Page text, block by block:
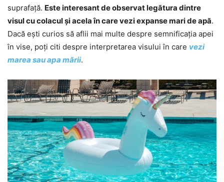
suprafață. Este interesant de observat legătura dintre
visul cu colacul și acela în care vezi expanse mari de apă.
Dacă ești curios să aflii mai multe despre semnificația apei
în vise, poți citi despre interpretarea visului în care vezi
marea sau apa mării.